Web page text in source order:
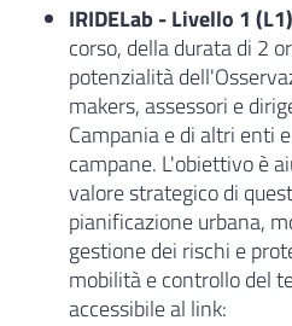
IRIDELab - Livello 1
corso, della durata di 2
potenzialità
makers, assessori e
Campania e di altri enti
campane. L'obiettivo è
valore strategico di
pianificazione urbana,
gestione dei rischi e
mobilità e controllo del
accessibile al link: